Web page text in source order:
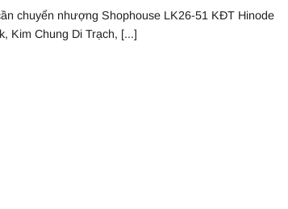
chuyển nhượng Shophouse LK26-51 KĐT Hinode
Kim Chung Di Trạch, [...]